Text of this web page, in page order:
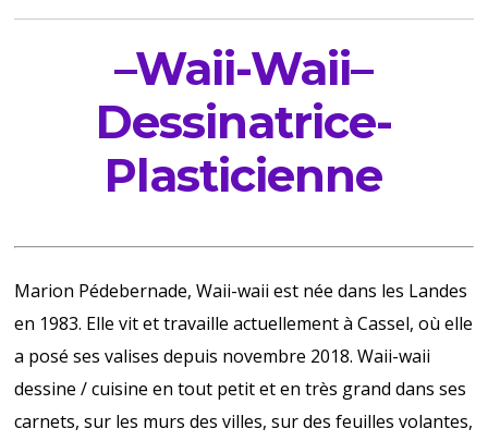
–Waii-Waii–
Dessinatrice-
Plasticienne
Marion Pédebernade, Waii-waii est née dans les Landes
en 1983. Elle vit et travaille actuellement à Cassel, où elle
a posé ses valises depuis novembre 2018. Waii-waii
dessine / cuisine en tout petit et en très grand dans ses
carnets, sur les murs des villes, sur des feuilles volantes,